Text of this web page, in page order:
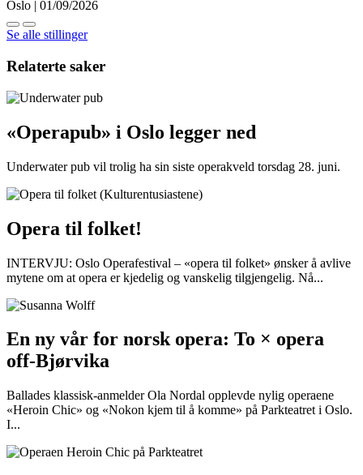
Oslo | 01/09/2026
Se alle stillinger
Relaterte saker
«Operapub» i Oslo legger ned
Underwater pub vil trolig ha sin siste operakveld torsdag 28. juni.
Opera til folket!
INTERVJU: Oslo Operafestival – «opera til folket» ønsker å avlive
mytene om at opera er kjedelig og vanskelig tilgjengelig. Nå...
En ny vår for norsk opera: To × opera
off-Bjørvika
Ballades klassisk-anmelder Ola Nordal opplevde nylig operaene
«Heroin Chic» og «Nokon kjem til å komme» på Parkteatret i Oslo.
I...